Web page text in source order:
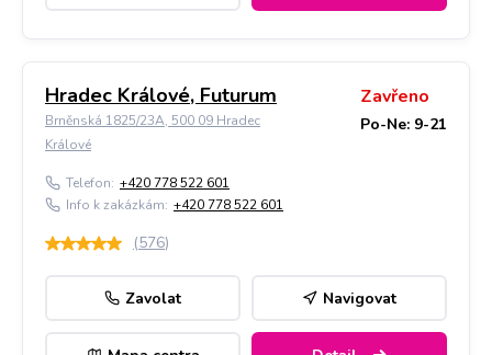
Hradec Králové, Futurum
Brněnská 1825/23A, 500 09 Hradec
Králové
Zavřeno
Po-Ne: 9-21
Telefon: +420 778 522 601
Info k zakázkám: +420 778 522 601
(576)
Zavolat Navigovat